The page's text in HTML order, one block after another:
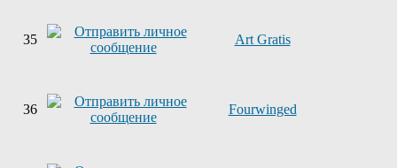
35 Art Gratis
36 Fourwinged